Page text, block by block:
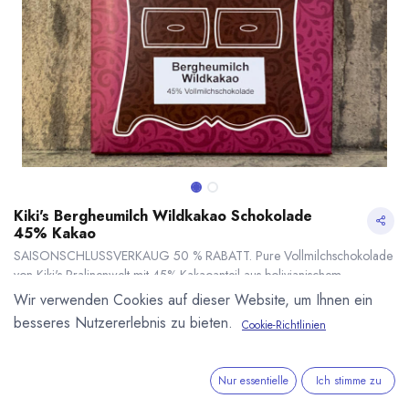
Kiki's Bergheumilch Wildkakao Schokolade
45% Kakao
SAISONSCHLUSSVERKAUG 50 % RABATT. Pure Vollmilchschokolade
von Kiki's Pralinenwelt mit 45% Kakaoanteil aus bolivianischem
Wildkakao und bester Bergheumilch aus der Schweiz. Tafel 75g.
3,45 6,90€
(92,00€ /1 kg)
Wir verwenden Cookies auf dieser Website, um Ihnen ein
besseres Nutzererlebnis zu bieten.
Cookie-Richtlinien
Nur essentielle Ich stimme zu